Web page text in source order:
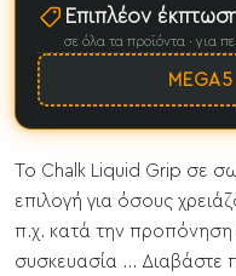
Επιπλέον
σε όλα τα προϊόντα · για
MEGA5
Το Chalk Liquid Grip σε
επιλογή για όσους
π.χ. κατά την
συσκευασία ... Διαβάστε